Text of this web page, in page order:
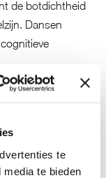
te
te bieden
de botdichtheid
Dansen
bewegen extra
zoals
daar het
een groep geeft